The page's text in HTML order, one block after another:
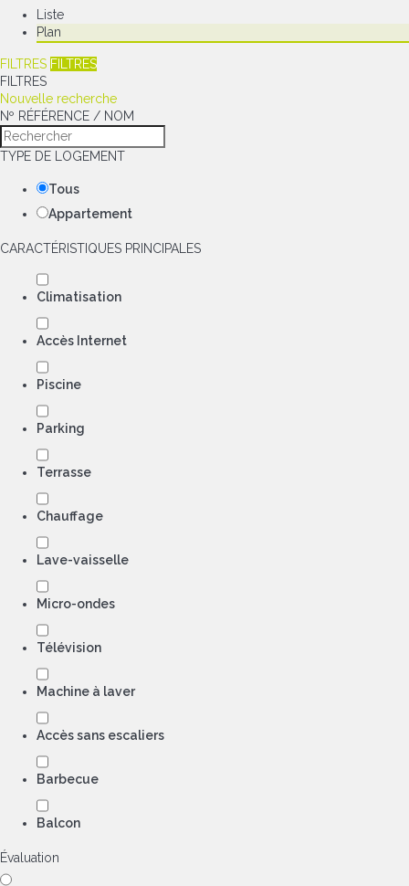
Liste
Plan
FILTRES FILTRES
FILTRES
Nouvelle recherche
Nº RÉFÉRENCE / NOM
TYPE DE LOGEMENT
Tous
Appartement
CARACTÉRISTIQUES PRINCIPALES
Climatisation
Accès Internet
Piscine
Parking
Terrasse
Chauffage
Lave-vaisselle
Micro-ondes
Télévision
Machine à laver
Accès sans escaliers
Barbecue
Balcon
Évaluation